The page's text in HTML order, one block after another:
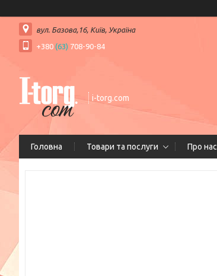
вул. Базова,16, Київ, Україна
+380 (63) 708-90-84
i-torg.com
Головна Товари та послуги Про нас